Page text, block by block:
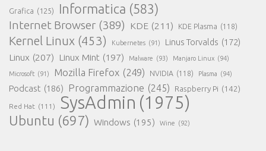
Grafica (125) Informatica (583)
Internet Browser (389) KDE (211) KDE Plasma (118)
Kernel Linux (453) Kubernetes (91) Linus Torvalds (172)
Linux (207) Linux Mint (197) Malware (93) Manjaro Linux (94)
Microsoft (91) Mozilla Firefox (249) NVIDIA (118) Plasma (94)
Podcast (186) Programmazione (245) Raspberry Pi (142)
Red Hat (111) SysAdmin (1975)
Ubuntu (697) Windows (195) Wine (92)